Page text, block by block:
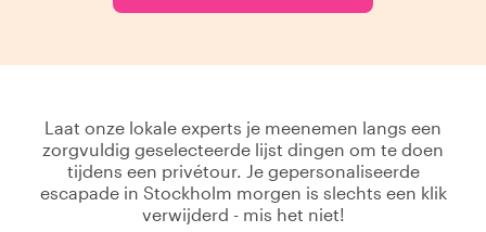
Laat onze lokale experts je meenemen langs een
zorgvuldig geselecteerde lijst dingen om te doen
tijdens een privétour. Je gepersonaliseerde
escapade in Stockholm morgen is slechts een klik
verwijderd - mis het niet!